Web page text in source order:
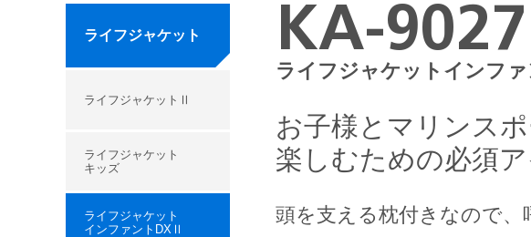
ライフジャケット
ライフジャケットⅡ
ライフジャケット
キッズ
ライフジャケット
インファントDXⅡ
KA-9027
ライフジャケットインフ
お子様とマリンス
楽しむための必須
頭を支える枕付きなので、